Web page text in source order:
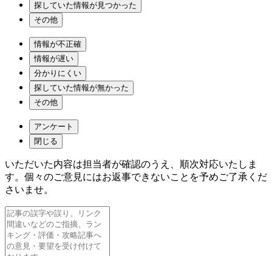
探していた情報が見つかった
その他
情報が不正確
情報が遅い
分かりにくい
探していた情報が無かった
その他
アンケート
閉じる
いただいた内容は担当者が確認のうえ、順次対応いたしま
す。個々のご意見にはお返事できないことを予めご了承くだ
さいませ。